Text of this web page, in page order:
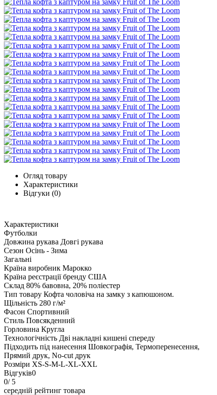
Огляд товару
Характеристики
Відгуки (0)
Характеристики
Футболки
Довжина рукава Довгі рукава
Сезон Осінь - Зима
Загальні
Країна виробник Марокко
Країна реєстрації бренду США
Склад 80% бавовна, 20% поліестер
Тип товару Кофта чоловіча на замку з капюшоном.
Щільність 280 г/м²
Фасон Спортивний
Стиль Повсякденний
Горловина Кругла
Технологічність Дві накладні кишені спереду
Підходить під нанесення Шовкографія, Термоперенесення,
Прямий друк, No-cut друк
Розміри XS-S-M-L-XL-XXL
Відгуків0
0/ 5
середній рейтинг товара